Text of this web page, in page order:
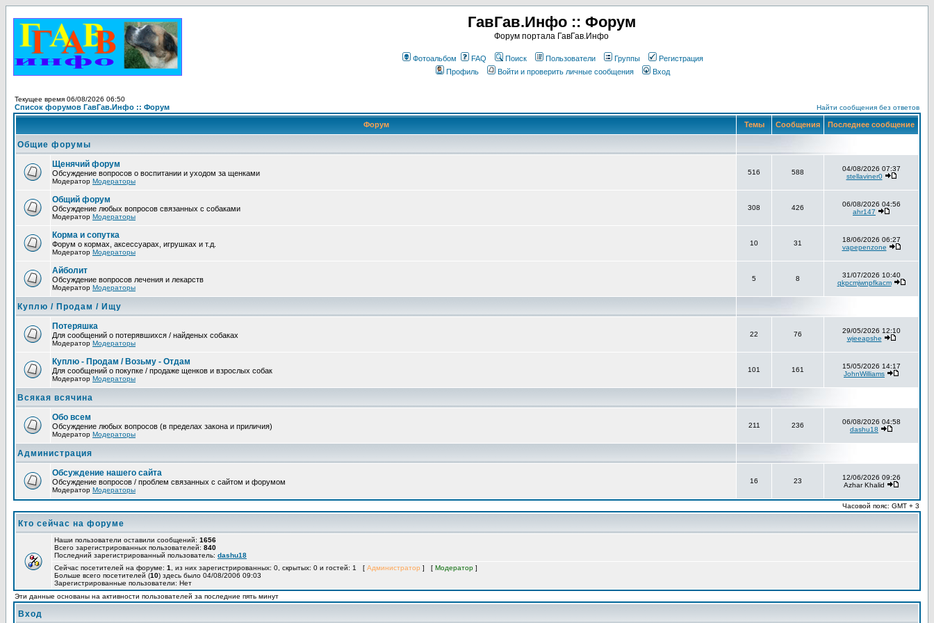
ГавГав.Инфо :: Форум
Форум портала ГавГав.Инфо
Фотоальбом FAQ Поиск Пользователи Группы
Регистрация
Профиль
Войти и проверить личные сообщения Вход
Текущее время 06/08/2026 06:50
Список форумов ГавГав.Инфо :: Форум Найти сообщения без ответов
Форум Темы Сообщения Последнее сообщение
Общие форумы
Щенячий форум
Обсуждение вопросов о воспитании и уходом за щенками
Модератор Модераторы
516 588
04/08/2026 07:37
stellaviner0
Общий форум
Обсуждение любых вопросов связанных с собаками
Модератор Модераторы
308 426
06/08/2026 04:56
ahr147
Корма и сопутка
Форум о кормах, аксессуарах, игрушках и т.д.
Модератор Модераторы
10 31
18/06/2026 06:27
vapepenzone
Айболит
Обсуждение вопросов лечения и лекарств
Модератор Модераторы
5 8
31/07/2026 10:40
qkpcmjwnpfkacm
Куплю / Продам / Ищу
Потеряшка
Для сообщений о потерявшихся / найденых собаках
Модератор Модераторы
22 76
29/05/2026 12:10
wjeeapshe
Куплю - Продам / Возьму - Отдам
Для сообщений о покупке / продаже щенков и взрослых собак
Модератор Модераторы
101 161
15/05/2026 14:17
JohnWilliams
Всякая всячина
Обо всем
Обсуждение любых вопросов (в пределах закона и приличия)
Модератор Модераторы
211 236
06/08/2026 04:58
dashu18
Администрация
Обсуждение нашего сайта
Обсуждение вопросов / проблем связанных с сайтом и форумом
Модератор Модераторы
16 23
12/06/2026 09:26
Azhar Khalid
Часовой пояс: GMT + 3
Кто сейчас на форуме
Наши пользователи оставили сообщений: 1656
Всего зарегистрированных пользователей: 840
Последний зарегистрированный пользователь: dashu18
Сейчас посетителей на форуме: 1 , из них зарегистрированных: 0, скрытых: 0 и гостей: 1 [ Администратор ] [ Модератор ]
Больше всего посетителей (10) здесь было 04/08/2006 09:03
Зарегистрированные пользователи: Нет
Эти данные основаны на активности пользователей за последние пять минут
Вход